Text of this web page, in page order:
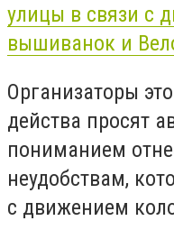
улицы в связи с
вышиванок и
Организаторы
действа просят
пониманием
неудобствам,
с движением